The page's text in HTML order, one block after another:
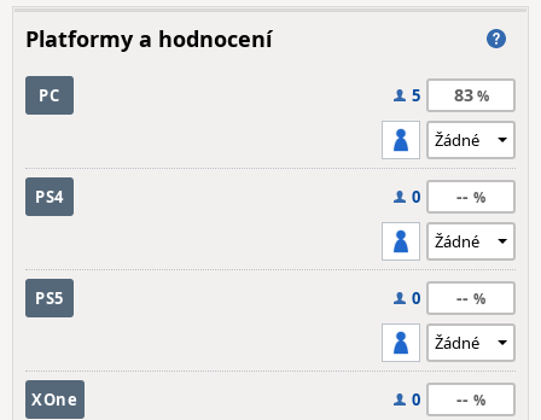
Platformy a hodnocení
PC 5 83
PS4 0 --
PS5 0 --
XOne 0 --